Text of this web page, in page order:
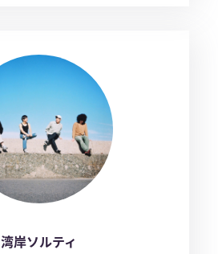
湾岸ソルティ